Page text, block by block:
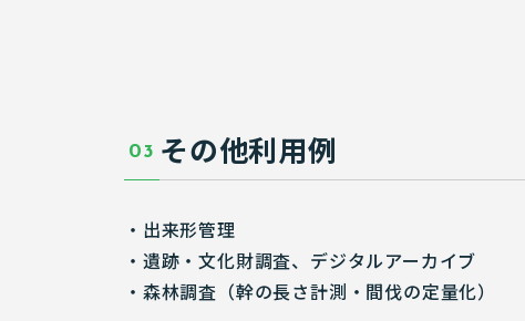
03 その他利用例
・出来形管理
・遺跡・文化財調査、デジタルアーカイブ
・森林調査（幹の長さ計測・間伐の定量化）